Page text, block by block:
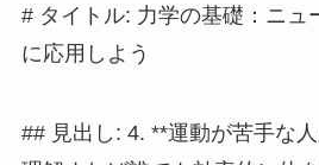
# タイトル: 力学の基礎：ニュ
に応用しよう
## 見出し: 4. **運動が苦手な